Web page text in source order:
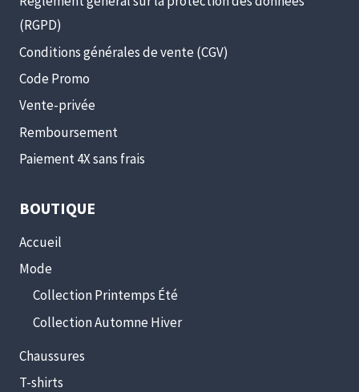
(RGPD)
Conditions générales de vente (CGV)
Code Promo
Vente-privée
Remboursement
Paiement 4X sans frais
BOUTIQUE
Accueil
Mode
Collection Printemps Été
Collection Automne Hiver
Chaussures
T-shirts